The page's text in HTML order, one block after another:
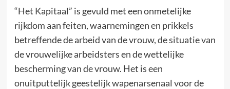
“Het Kapitaal” is gevuld met een onmetelijke
rijkdom aan feiten, waarnemingen en prikkels
betreffende de arbeid van de vrouw, de situatie van
de vrouwelijke arbeidsters en de wettelijke
bescherming van de vrouw. Het is een
onuitputtelijk geestelijk wapenarsenaal voor de